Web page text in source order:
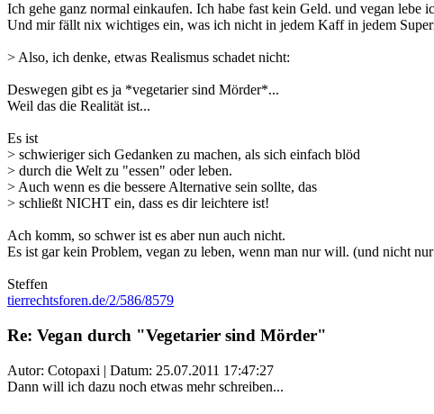
Ich gehe ganz normal einkaufen. Ich habe fast kein Geld. und vegan lebe
Und mir fällt nix wichtiges ein, was ich nicht in jedem Kaff in jedem
> Also, ich denke, etwas Realismus schadet nicht:
Deswegen gibt es ja *vegetarier sind Mörder*...
Weil das die Realität ist...
Es ist
> schwieriger sich Gedanken zu machen, als sich einfach blöd
> durch die Welt zu "essen" oder leben.
> Auch wenn es die bessere Alternative sein sollte, das
> schließt NICHT ein, dass es dir leichtere ist!
Ach komm, so schwer ist es aber nun auch nicht.
Es ist gar kein Problem, vegan zu leben, wenn man nur will. (und nicht
Steffen
tierrechtsforen.de/2/586/8579
Re: Vegan durch "Vegetarier sind Mörder"
Autor: Cotopaxi | Datum: 25.07.2011 17:47:27
Dann will ich dazu noch etwas mehr schreiben...